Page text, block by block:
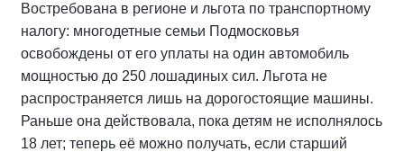
Востребована в регионе и льгота по транспортному
налогу: многодетные семьи Подмосковья
освобождены от его уплаты на один автомобиль
мощностью до 250 лошадиных сил. Льгота не
распространяется лишь на дорогостоящие машины.
Раньше она действовала, пока детям не исполнялось
18 лет; теперь её можно получать, если старший